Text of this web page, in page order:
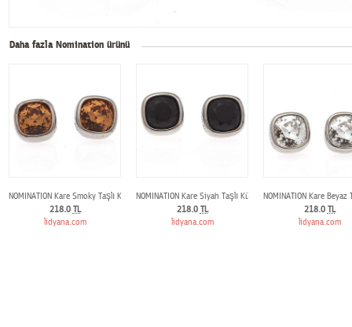
Daha fazla Nomination ürünü
NOMINATION Kare Smoky Taşlı Küpe
218.0 TL
lidyana.com
NOMINATION Kare Siyah Taşlı Küpe
218.0 TL
lidyana.com
NOMINATION Kare Beyaz
218.0 TL
lidyana.com